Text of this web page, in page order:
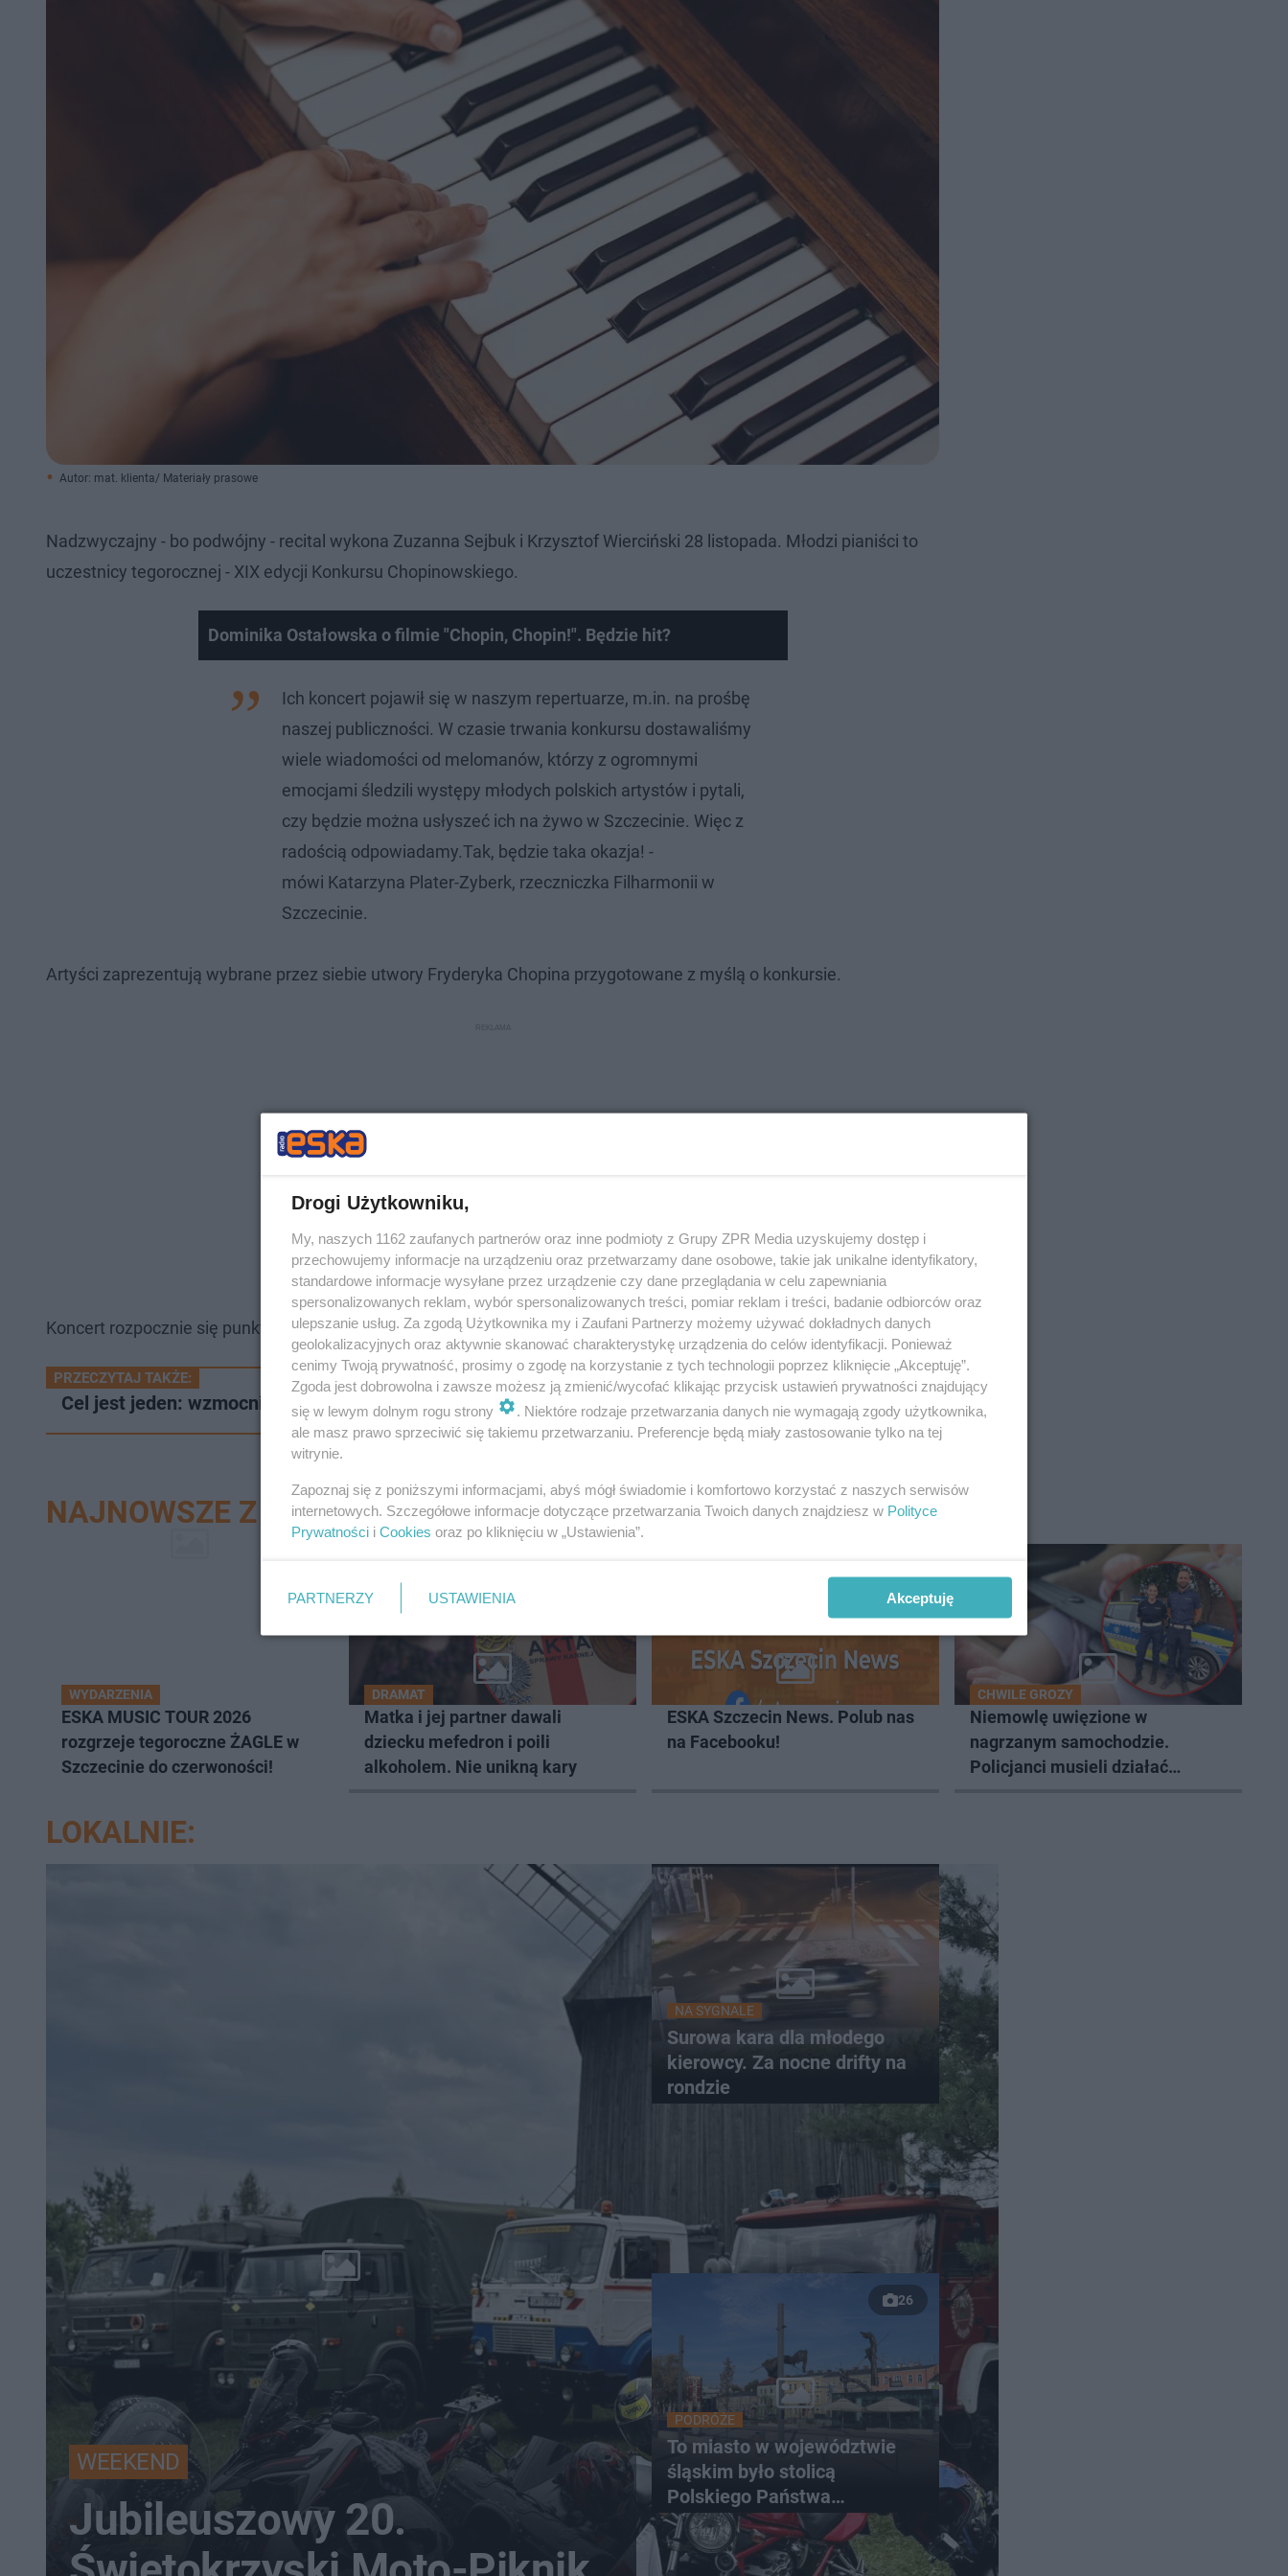
Autor: mat. klienta/ Materiały prasowe
Nadzwyczajny - bo podwójny - recital wykona Zuzanna Sejbuk i Krzysztof Wierciński 28 listopada. Młodzi pianiści to
uczestnicy tegorocznej - XIX edycji Konkursu Chopinowskiego.
Dominika Ostałowska o filmie "Chopin, Chopin!". Będzie hit?
Ich koncert pojawił się w naszym repertuarze, m.in. na prośbę
naszej publiczności. W czasie trwania konkursu dostawaliśmy
wiele wiadomości od melomanów, którzy z ogromnymi
emocjami śledzili występy młodych polskich artystów i pytali,
czy będzie można usłyszeć ich na żywo w Szczecinie. Więc z
radością odpowiadamy.Tak, będzie taka okazja! -
mówi Katarzyna Plater-Zyberk, rzeczniczka Filharmonii w
Szczecinie. ​
Artyści zaprezentują wybrane przez siebie utwory Fryderyka Chopina przygotowane z myślą o konkursie.
Koncert rozpocznie się punktualnie o godzinie 19:00 w złotej sali.
PRZECZYTAJ TAKŻE:
Cel jest jeden: wzmocnienie zdrowia psychicznego i inteligencji emocjonalnej mi…
NAJNOWSZE Z DZIAŁU SZCZECIN
WYDARZENIA
ESKA MUSIC TOUR 2026
rozgrzeje tegoroczne ŻAGLE w
Szczecinie do czerwoności!
DRAMAT
Matka i jej partner dawali
dziecku mefedron i poili
alkoholem. Nie unikną kary
ESKA Szczecin News. Polub nas
na Facebooku!
CHWILE GROZY
Niemowlę uwięzione w
nagrzanym samochodzie.
Policjanci musieli działać
LOKALNIE:
WEEKEND
Jubileuszowy 20.
NA SYGNALE
Surowa kara dla młodego
kierowcy. Za nocne drifty na
rondzie
26
PODRÓŻE
To miasto w województwie
śląskim było stolicą
Polskiego Państwa
Podziemnego. Dziś zna je
każdy pielgrzym
Drogi Użytkowniku,
My, naszych 1162 zaufanych partnerów oraz inne podmioty z Grupy ZPR Media uzyskujemy dostęp i
przechowujemy informacje na urządzeniu oraz przetwarzamy dane osobowe, takie jak unikalne identyfikatory,
standardowe informacje wysyłane przez urządzenie czy dane przeglądania w celu zapewniania
spersonalizowanych reklam, wybór spersonalizowanych treści, pomiar reklam i treści, badanie odbiorców oraz
ulepszanie usług. Za zgodą Użytkownika my i Zaufani Partnerzy możemy używać dokładnych danych
geolokalizacyjnych oraz aktywnie skanować charakterystykę urządzenia do celów identyfikacji. Ponieważ
cenimy Twoją prywatność, prosimy o zgodę na korzystanie z tych technologii poprzez kliknięcie „Akceptuję”.
Zgoda jest dobrowolna i zawsze możesz ją zmienić/wycofać klikając przycisk ustawień prywatności znajdujący
się w lewym dolnym rogu strony
. Niektóre rodzaje przetwarzania danych nie wymagają zgody użytkownika,
ale masz prawo sprzeciwić się takiemu przetwarzaniu. Preferencje będą miały zastosowanie tylko na tej
witrynie.
Zapoznaj się z poniższymi informacjami, abyś mógł świadomie i komfortowo korzystać z naszych serwisów
internetowych. Szczegółowe informacje dotyczące przetwarzania Twoich danych znajdziesz w Polityce
Prywatności i Cookies oraz po kliknięciu w „Ustawienia”.
PARTNERZY USTAWIENIA Akceptuję